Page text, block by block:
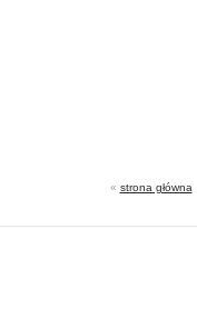
« strona główna